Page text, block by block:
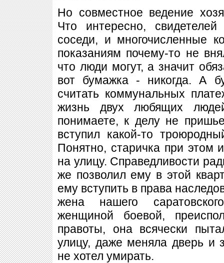
Но совместное ведение
Что интересно,
соседи, и многочисленные
показаниям почему-то не
что люди могут, а значит
вот бумажка - никогда. А
считать коммунальных
жизнь двух любящих
понимаете, к делу не
вступил какой-то
Понятно, старичка при этом
на улицу. Справедливости
же позволил ему в этой
ему вступить в права
жена нашего
женщиной боевой,
правоты, она всячески
улицу, даже меняла дверь и
не хотел умирать.